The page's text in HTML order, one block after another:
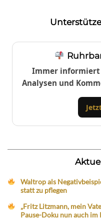
Immer informiert
Analysen und
Waltrop als
statt zu pflegen
„Fritz Litzmann, mein
Pause-Doku nun auch im